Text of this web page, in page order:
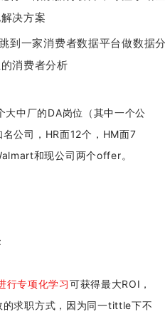
决方案
到一家消费者数据平台做数据
消费者分析
中厂的DA岗位（其中一个公
公司，HR面12个，HM面7
和现公司两个offer。
:
行专项化学习可获得最大ROI，
求职方式，因为同一tittle下不